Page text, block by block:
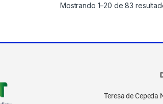
Mostrando 1–20 de 83
Teresa de Cepeda